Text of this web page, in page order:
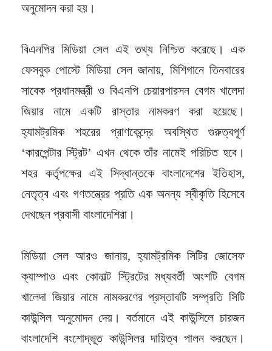
অনুমোদন করা হয়।
বিএনপির মিডিয়া সেল এই তথ্য নিশ্চিত করেছে। এক
ফেসবুক পোস্টে মিডিয়া সেল জানায়, মিশিগানে তিনবারের
সাবেক প্রধানমন্ত্রী ও বিএনপি চেয়ারপারসন বেগম খালেদা
জিয়ার নামে একটি রাস্তার নামকরণ করা হয়েছে।
হ্যামট্রমিক শহরের প্রাণকেন্দ্রে অবস্থিত গুরুত্বপূর্ণ
‘কারপেন্টার স্ট্রিট’ এখন থেকে তাঁর নামেই পরিচিত হবে।
শহর কর্তৃপক্ষের এই সিদ্ধান্তকে বাংলাদেশের ইতিহাস,
নেতৃত্ব এবং গণতন্ত্রের প্রতি এক অনন্য স্বীকৃতি হিসেবে
দেখছেন প্রবাসী বাংলাদেশিরা।
মিডিয়া সেল আরও জানায়, হ্যামট্রমিক সিটির জোসেফ
ক্যাম্পাও এবং কোনাল্ট স্ট্রিটের মধ্যবর্তী অংশটি বেগম
খালেদা জিয়ার নামে নামকরণের প্রস্তাবটি সম্প্রতি সিটি
কাউন্সিল অনুমোদন দেয়। বর্তমানে এই কাউন্সিলে চারজন
বাংলাদেশি বংশোদ্ভূত কাউন্সিলর দায়িত্ব পালন করছেন।